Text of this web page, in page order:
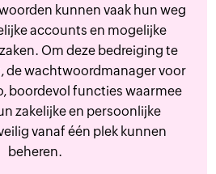
kunnen vaak hun weg
accounts en mogelijke
Om deze bedreiging te
de wachtwoordmanager voor
boordevol functies waarmee
zakelijke en persoonlijke
vanaf één plek kunnen
beheren.